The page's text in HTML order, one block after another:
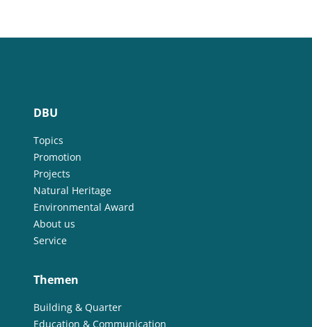
DBU
Topics
Promotion
Projects
Natural Heritage
Environmental Award
About us
Service
Themen
Building & Quarter
Education & Communication